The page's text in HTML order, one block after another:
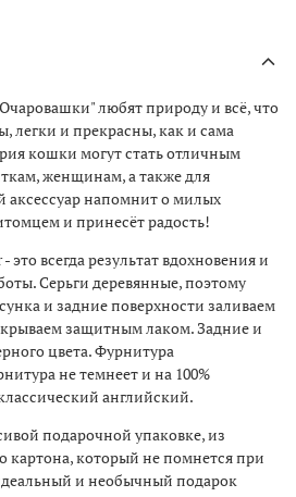
любят природу и всё, что
легки и прекрасны, как и сама
кошки могут стать отличным
женщинам, а также для
аксессуар напомнит о милых
и принесёт радость!
это всегда результат вдохновения и
Серьги деревянные, поэтому
и задние поверхности заливаем
защитным лаком. Задние и
цвета. Фурнитура
не темнеет и на 100%
английский.
подарочной упаковке, из
картона, который не помнется при
и необычный подарок